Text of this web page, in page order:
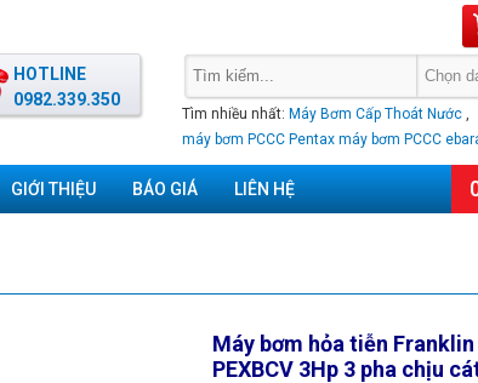
Tìm nhiều nhất: Máy Bơm Cấp Thoát Nước ,
máy bơm PCCC Pentax máy bơm PCCC
HOTLINE
0982.339.350
GIỚI THIỆU BÁO GIÁ LIÊN HỆ
Máy bơm hỏa tiễn
PEXBCV 3Hp 3 pha chịu